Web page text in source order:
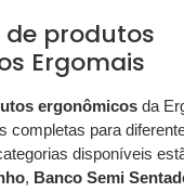
produtos
Ergomais
ergonômicos da
completas para
disponíveis
, Banco Semi